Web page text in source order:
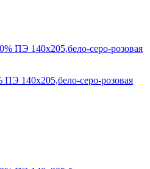
140х205,бело-серо-розовая